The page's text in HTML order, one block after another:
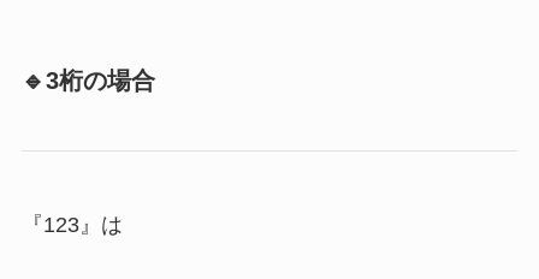
🔹3桁の場合
『123』は